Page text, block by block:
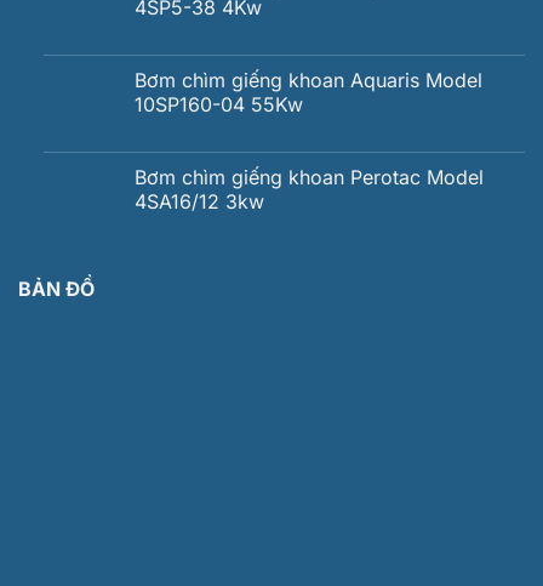
4SP5-38 4Kw
Bơm chìm giếng khoan Aquaris Model
10SP160-04 55Kw
Bơm chìm giếng khoan Perotac Model
4SA16/12 3kw
BẢN ĐỒ